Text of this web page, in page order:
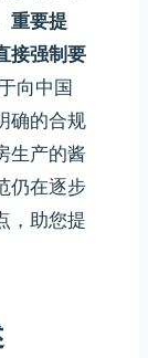
重要提
接强制要
向中国
确的合规
生产的酱
仍在逐步
，助您提